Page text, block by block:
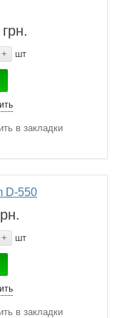
+ шт
в закладки
D-550
+ шт
в закладки